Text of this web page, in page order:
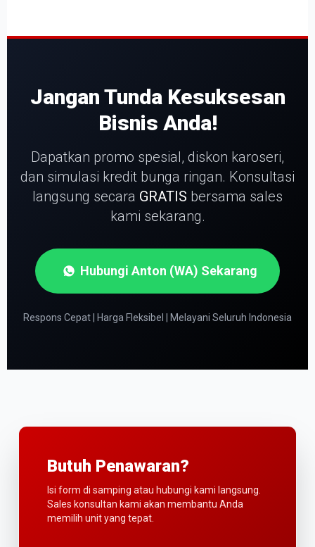
Jangan Tunda Kesuksesan
Bisnis Anda!
Dapatkan promo spesial, diskon karoseri,
dan simulasi kredit bunga ringan. Konsultasi
langsung secara GRATIS bersama sales
kami sekarang.
Hubungi Anton (WA) Sekarang
Respons Cepat | Harga Fleksibel | Melayani Seluruh Indonesia
Butuh Penawaran?
Isi form di samping atau hubungi kami langsung.
Sales konsultan kami akan membantu Anda
memilih unit yang tepat.